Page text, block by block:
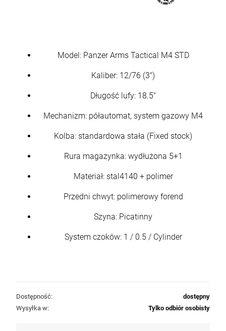
Model: Panzer Arms Tactical M4 STD
Kaliber: 12/76 (3")
Długość lufy: 18.5"
Mechanizm: półautomat, system gazowy M4
Kolba: standardowa stała (Fixed stock)
Rura magazynka: wydłużona 5+1
Materiał: stal4140 + polimer
Przedni chwyt: polimerowy forend
Szyna: Picatinny
System czoków: 1 / 0.5 / Cylinder
Dostępność:
dostępny
Wysyłka w:
Tylko odbiór osobisty